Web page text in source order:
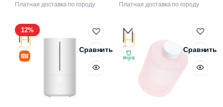
Платная доставка по городу Платная доставка по городу
12%
Сравнить Сравнить